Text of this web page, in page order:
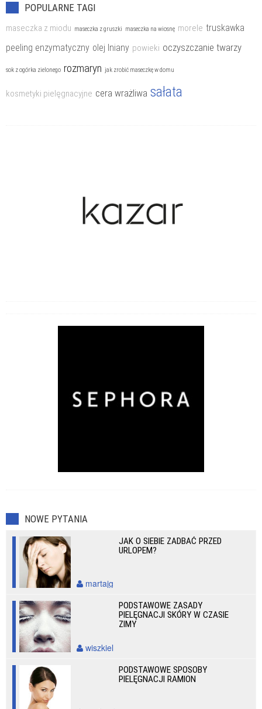
POPULARNE TAGI
maseczka z miodu maseczka z gruszki maseczka na wiosnę morele truskawka
peeling enzymatyczny olej lniany powieki oczyszczanie twarzy
sok z ogórka zielonego rozmaryn jak zrobić maseczkę w domu
kosmetyki pielęgnacyjne cera wrażliwa sałata
NOWE PYTANIA
JAK O SIEBIE ZADBAĆ PRZED
URLOPEM?
martajg
PODSTAWOWE ZASADY
PIELĘGNACJI SKÓRY W CZASIE
ZIMY
wiszkiel
PODSTAWOWE SPOSOBY
PIELĘGNACJI RAMION